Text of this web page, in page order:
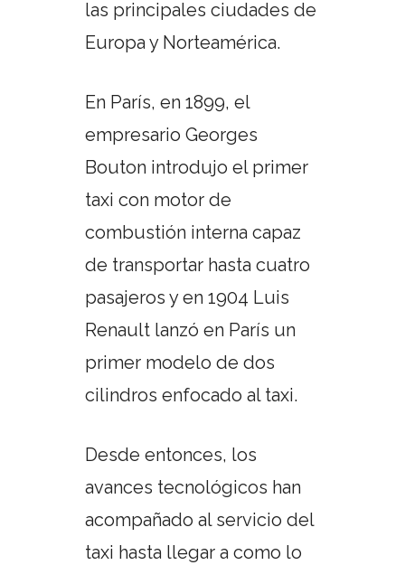
las principales ciudades de
Europa y Norteamérica.
En París, en 1899, el
empresario Georges
Bouton introdujo el primer
taxi con motor de
combustión interna capaz
de transportar hasta cuatro
pasajeros y en 1904 Luis
Renault lanzó en París un
primer modelo de dos
cilindros enfocado al taxi.
Desde entonces, los
avances tecnológicos han
acompañado al servicio del
taxi hasta llegar a como lo